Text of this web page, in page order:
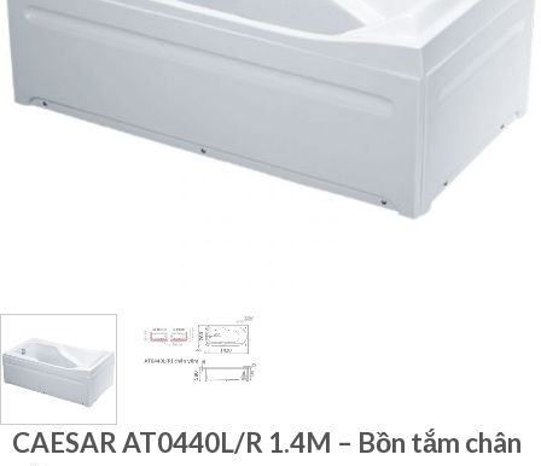
CAESAR AT0440L/R 1.4M – Bồn tắm chân